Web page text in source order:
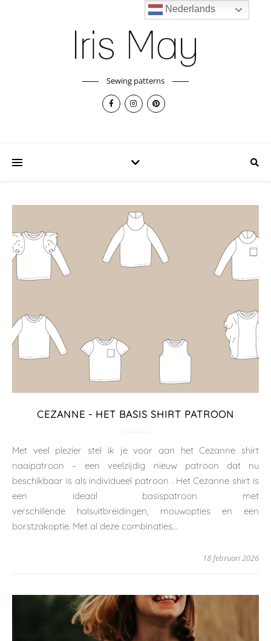
Sewing patterns
CEZANNE - HET BASIS SHIRT PATROON
Met veel plezier stel ik je voor aan het Cezanne shirt
naaipatroon – een veelzijdig nieuw patroon dat nu
beschikbaar is als individueel patroon . Het Cezanne shirt is
een ideaal basispatroon met
verschillende halsuitbreidingen, mouwopties en een
borstzakoptie. Met al deze combinaties…
18 februari 2026
Nederlands